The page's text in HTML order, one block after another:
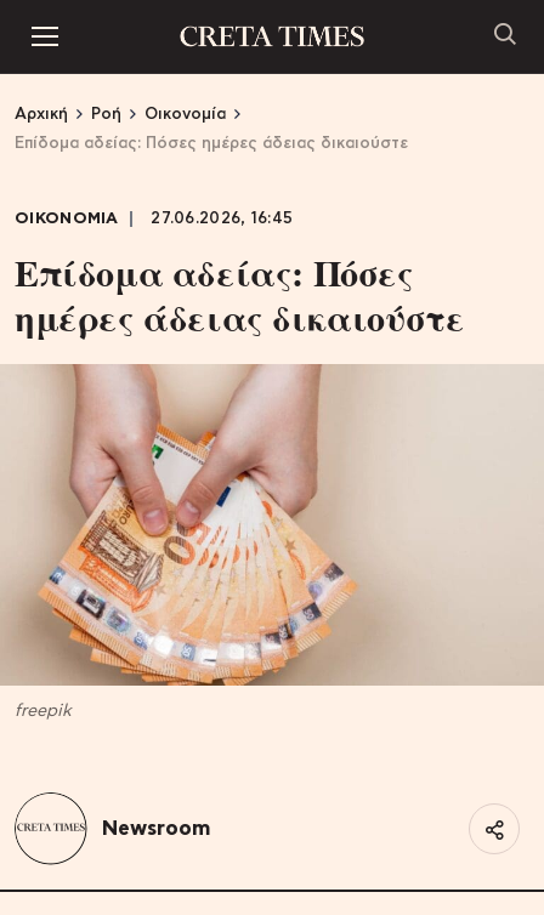
Αρχική Ροή
Οικονομία
Επίδομα αδείας: Πόσες ημέρες άδειας δικαιούστε
ΟΙΚΟΝΟΜΙΑ 27.06.2026, 16:45
Επίδομα αδείας: Πόσες
ημέρες άδειας δικαιούστε
freepik
Newsroom